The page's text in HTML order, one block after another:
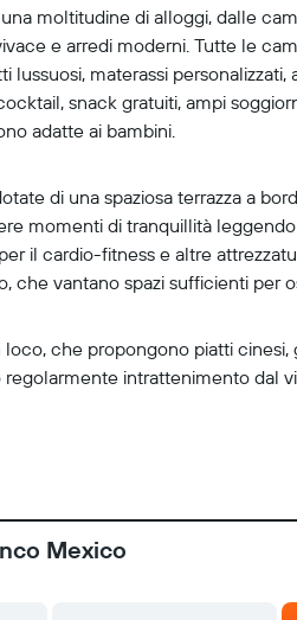
moltitudine di alloggi, dalle
e arredi moderni. Tutte le
lussuosi, materassi
snack gratuiti, ampi
adatte ai bambini.
di una spaziosa terrazza a
momenti di tranquillità
il cardio-fitness e altre
che vantano spazi sufficienti per
che propongono piatti
intrattenimento dal
Mexico